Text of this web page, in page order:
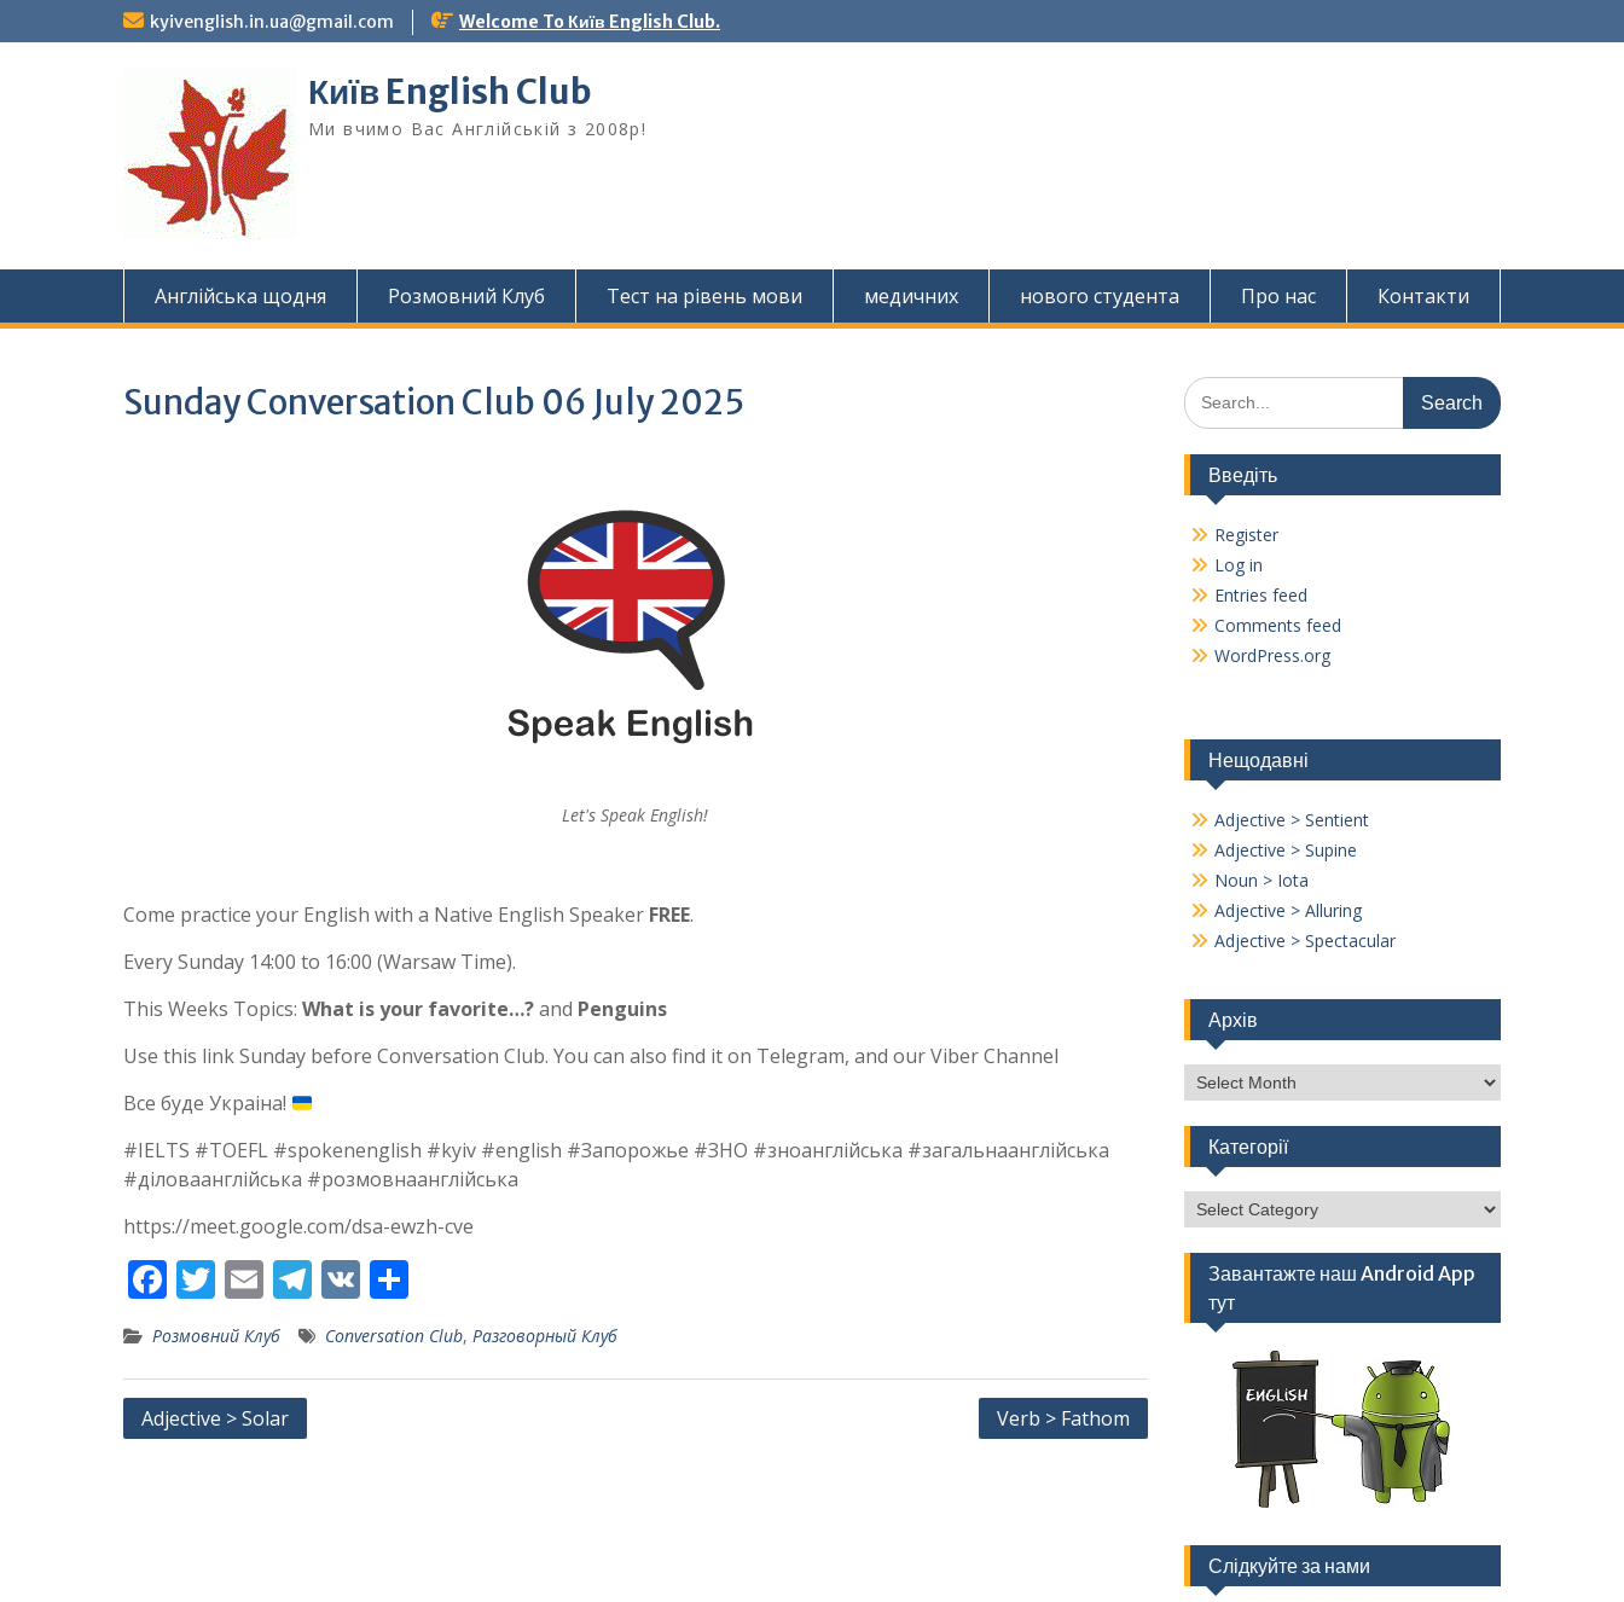
to
kyivenglish.in.ua@gmail.com Welcome To Київ English Club.
Київ English Club
Ми вчимо Вас Англійській з 2008р!
Англійська щодня Розмовний Клуб Тест на рівень мови медичних нового студента Про нас Контакти
Sunday Conversation Club 06 July 2025
Let's Speak English!
Come practice your English with a Native English Speaker FREE.
Every Sunday 14:00 to 16:00 (Warsaw Time).
This Weeks Topics: What is your favorite…?and Penguins
Use this link Sunday before Conversation Club. You can also find it on Telegram, and our Viber Channel
Все буде Украіна!
#IELTS #TOEFL #spokenenglish #kyiv #english #Запорожье #ЗНО #зноанглійська #загальнаанглійська
#діловаанглійська #розмовнаанглійська
https://meet.google.com/dsa-ewzh-cve
F
e
b
o
T
w
itt
er
E
m
ai
l
T
el
e
gr
V
h
ar
e
Розмовний Клуб Conversation Club, Разговорный Клуб
Post
Adjective > Solar Verb > Fathom
Search
for:
Введіть
Register
Log in
Entries feed
Comments feed
WordPress.org
Нещодавні
Adjective > Sentient
Adjective > Supine
Noun > Iota
Adjective > Alluring
Adjective > Spectacular
Архів
Архів
Категорії
Категорії
Завантажте наш Android App
тут
Слідкуйте за нами